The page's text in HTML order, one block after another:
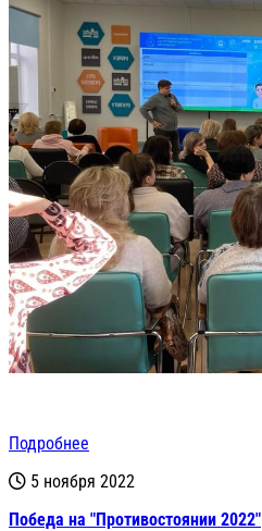
Подробнее
5 ноября 2022
Победа на "Противостоянии 2022"